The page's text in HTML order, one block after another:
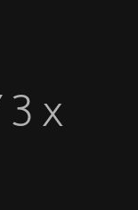
x